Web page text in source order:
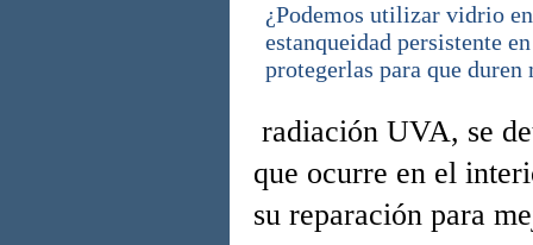
¿Podemos utilizar vidrio
estanqueidad persistente
protegerlas para que duren
radiación UVA, se
que ocurre en el
su reparación para